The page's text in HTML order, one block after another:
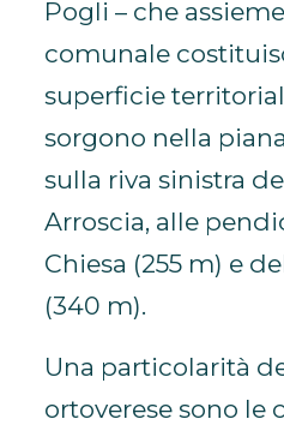
Pogli – che
comunale
superficie
sorgono nella
sulla riva sinistra
Arroscia, alle
Chiesa (255 m) e
(340 m).
Una particolarità
ortoverese sono le